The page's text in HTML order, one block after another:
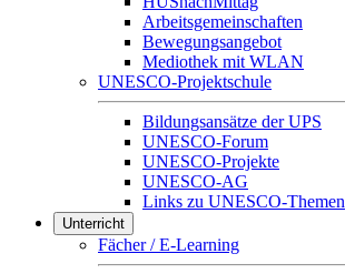
Arbeitsgemeinschaften
Bewegungsangebot
Mediothek mit WLAN
UNESCO-Projektschule
Bildungsansätze der UPS
UNESCO-Forum
UNESCO-Projekte
UNESCO-AG
Links zu UNESCO-Themen
Unterricht
Fächer / E-Learning